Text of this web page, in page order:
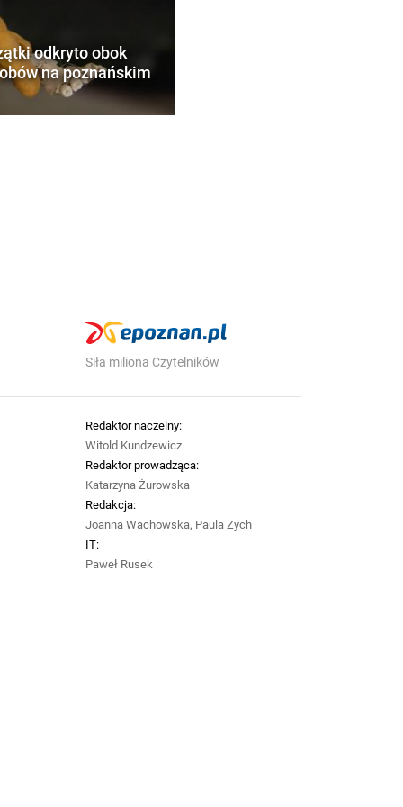
odkryto obok
na poznańskim
Siła miliona Czytelników
Redaktor naczelny:
Witold Kundzewicz
Redaktor prowadząca:
Katarzyna Żurowska
Redakcja:
Joanna Wachowska, Paula Zych
IT:
Paweł Rusek